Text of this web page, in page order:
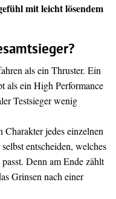
mit leicht lösendem
als ein Thruster. Ein
als ein High Performance
Testsieger wenig
jedes einzelnen
entscheiden, welches
Denn am Ende zählt
Grinsen nach einer